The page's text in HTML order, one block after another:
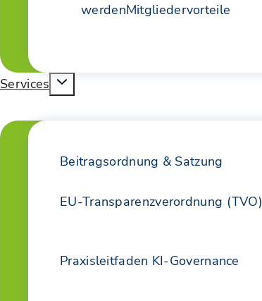
werdenMitgliedervorteile
Services
Beitragsordnung & Satzung
EU-Transparenzverordnung (TVO)
Praxisleitfaden KI-Governance